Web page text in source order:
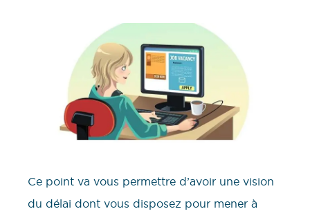
Ce point va vous permettre d’avoir une vision
du délai dont vous disposez pour mener à